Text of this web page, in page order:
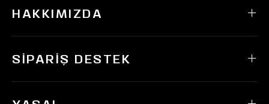
HAKKIMIZDA
SIPARIŞ DESTEK